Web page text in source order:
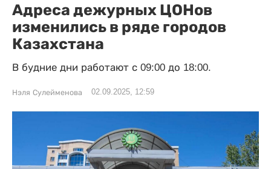
Адреса дежурных ЦОНов
изменились в ряде городов
Казахстана
В будние дни работают с 09:00 до 18:00.
Нэля Сулейменова 02.09.2025, 12:59